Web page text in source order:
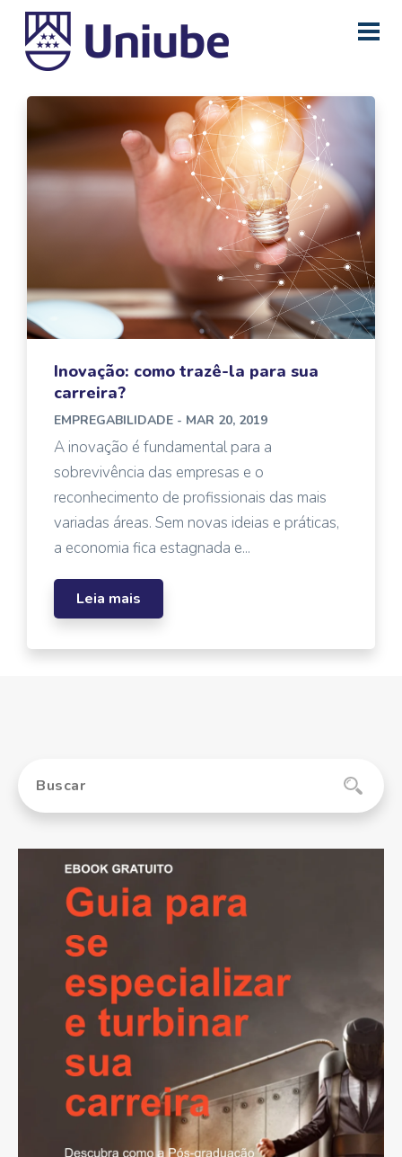
Inovação: como trazê-la para sua
carreira?
EMPREGABILIDADE - MAR 20, 2019
A inovação é fundamental para a
sobrevivência das empresas e o
reconhecimento de profissionais das mais
variadas áreas. Sem novas ideias e práticas,
a economia fica estagnada e...
Leia mais